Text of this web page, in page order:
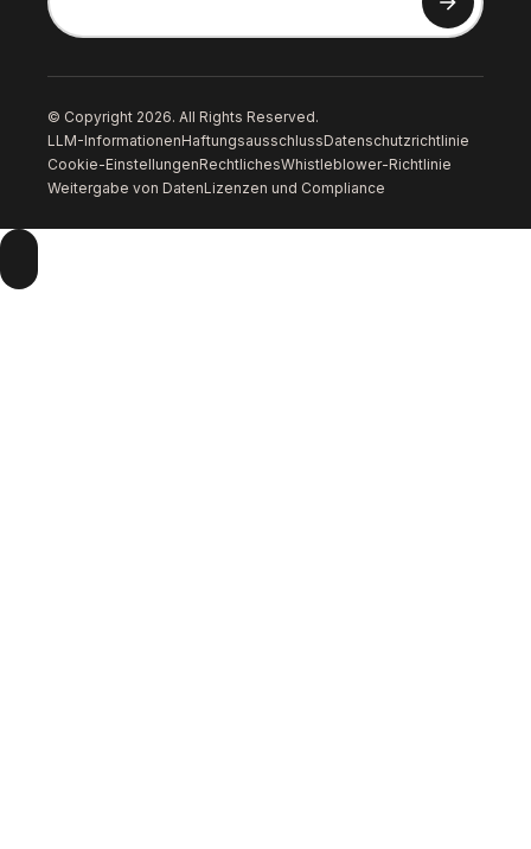
© Copyright 2026. All Rights Reserved.
LLM-InformationenHaftungsausschlussDatenschutzrichtlinie
Cookie-EinstellungenRechtlichesWhistleblower-Richtlinie
Weitergabe von DatenLizenzen und Compliance